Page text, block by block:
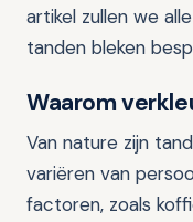
artikel zullen we
tanden bleken
Waarom
Van nature zijn
variëren van
factoren, zoals